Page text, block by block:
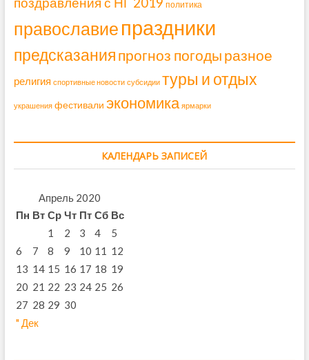
политика
православие праздники
предсказанияпрогноз погоды разное
религия спортивные новости субсидии туры и отдых
украшения фестивали экономика ярмарки
КАЛЕНДАРЬ ЗАПИСЕЙ
Апрель 2020
Пн Вт Ср Чт Пт Сб Вс
" Дек
1 2 3 4
5
6
7 8 9 10 11 12
13 14 15 16 17 18 19
20 21 22 23 24 25 26
27 28 29 30